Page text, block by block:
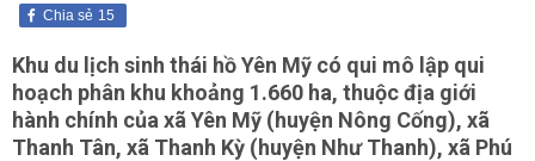
15
Chia sẻ
Khu du lịch sinh thái hồ Yên Mỹ có qui mô lập qui
hoạch phân khu khoảng 1.660 ha, thuộc địa giới
hành chính của xã Yên Mỹ (huyện Nông Cống), xã
Thanh Tân, xã Thanh Kỳ (huyện Như Thanh), xã Phú